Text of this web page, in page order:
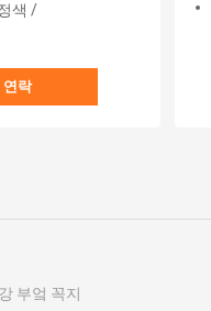
색 /
연락
부엌 꼭지